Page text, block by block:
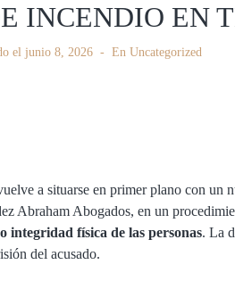
INCENDIO EN
el junio 8, 2026 En Uncategorized
a situarse en primer plano con un
Abraham Abogados, en un
integridad física de las personas. La
del acusado.